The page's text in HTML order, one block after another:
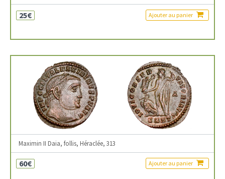
25€ Ajouter au panier
Maximin II Daia, follis, Héraclée, 313
60€ Ajouter au panier